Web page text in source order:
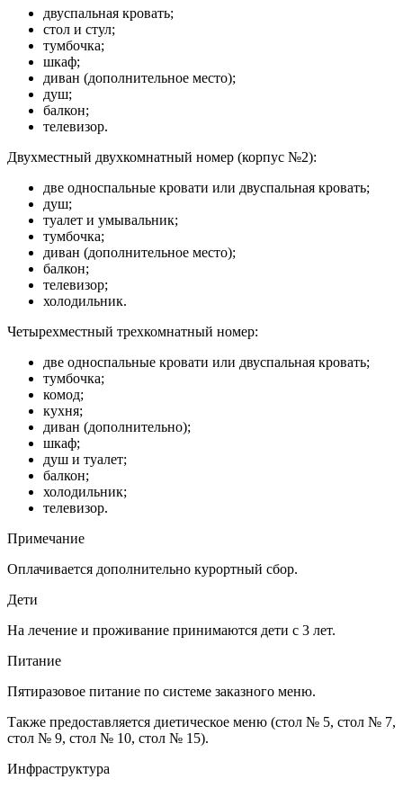
двуспальная кровать;
стол и стул;
тумбочка;
шкаф;
диван (дополнительное место);
душ;
балкон;
телевизор.
Двухместный двухкомнатный номер (корпус №2):
две односпальные кровати или двуспальная кровать;
душ;
туалет и умывальник;
тумбочка;
диван (дополнительное место);
балкон;
телевизор;
холодильник.
Четырехместный трехкомнатный номер:
две односпальные кровати или двуспальная кровать;
тумбочка;
комод;
кухня;
диван (дополнительно);
шкаф;
душ и туалет;
балкон;
холодильник;
телевизор.
Примечание
Оплачивается дополнительно курортный сбор.
Дети
На лечение и проживание принимаются дети с 3 лет.
Питание
Пятиразовое питание по системе заказного меню.
Также предоставляется диетическое меню (стол № 5, стол № 7,
стол № 9, стол № 10, стол № 15).
Инфраструктура